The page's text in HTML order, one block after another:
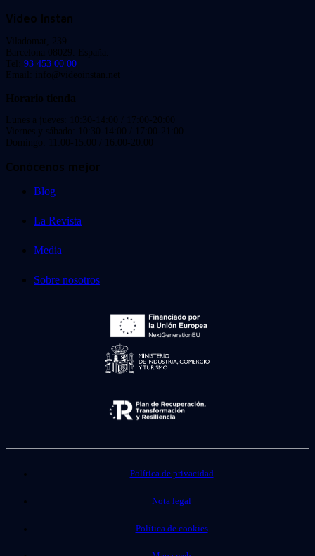
Video Instan
Viladomat, 239
Barcelona 08029. España.
Tel: 93 453 00 00
Email: info@videoinstan.net
Horario tienda
Lunes a jueves: 10:30-14:00 / 17:00-20:00
Viernes y sábado: 10:30-14:00 / 17:00-21:00
Domingo: 11:00-15:00 / 16:00-20:00
Conócenos mejor
Blog
La Revista
Media
Sobre nosotros
Política de privacidad
Nota legal
Política de cookies